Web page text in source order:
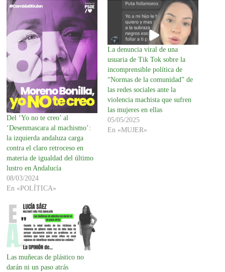
Del ‘Yo no te creo’ al
‘Desenmascara al machismo’:
la izquierda andaluza carga
contra el claro retroceso en
materia de igualdad del último
lustro en Andalucía
08/03/2024
En «POLÍTICA»
La denuncia viral de una
usuaria de Tik Tok sobre la
incomprensible política de
“Normas de la comunidad” de
las redes sociales ante la
violencia machista que sufren
las mujeres en ellas
05/05/2025
En «MUJER»
Las muñecas de plástico no
darán ni un paso atrás